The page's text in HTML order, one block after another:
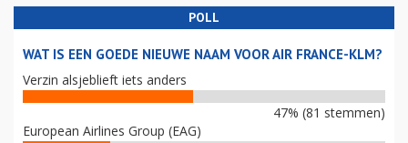
POLL
WAT IS EEN GOEDE NIEUWE NAAM VOOR AIR FRANCE-KLM?
Verzin alsjeblieft iets anders
47% (81 stemmen)
European Airlines Group (EAG)